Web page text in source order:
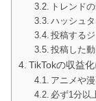
トレンド
ハッシュ
投稿する
投稿した
TikTokの収益
アニメや
必ず1分以